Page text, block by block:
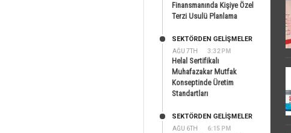
Finansmanında Kişiye Özel
Terzi Usulü Planlama
AĞU 7TH 3:32 PM
SEKTÖRDEN GELIŞMELER
Helal Sertifikalı
Muhafazakar Mutfak
Konseptinde Üretim
Standartları
AĞU 6TH 6:15 PM
SEKTÖRDEN GELIŞMELER